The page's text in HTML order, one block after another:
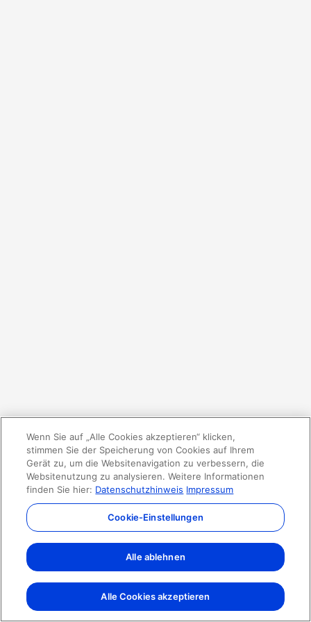
Wenn Sie auf „Alle Cookies akzeptieren“ klicken,
stimmen Sie der Speicherung von Cookies auf Ihrem
Gerät zu, um die Websitenavigation zu verbessern, die
Websitenutzung zu analysieren. Weitere Informationen
finden Sie hier: Datenschutzhinweis Impressum
Cookie-Einstellungen
Alle ablehnen
Alle Cookies akzeptieren